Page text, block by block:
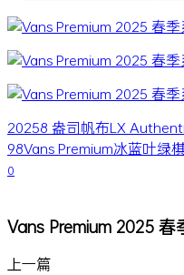
20258 盎司帆布LX
98Vans Premium冰蓝叶绿
0
Vans Premium 2025 春
上一篇